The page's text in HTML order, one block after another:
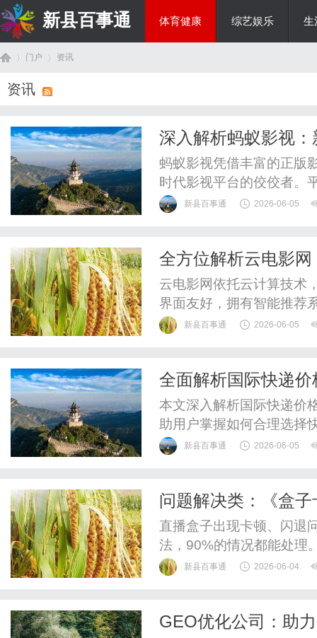
新县百事通 体育健康 综艺娱乐 生
门户 资讯
资讯
深入解析蚂蚁影视
蚂蚁影视凭借丰富的正版
时代影视平台的佼佼者。
字影视行业发展。
新县百事通 2026-06-05
全方位解析云电影
云电影网依托云计算技术
界面友好，拥有智能推荐
体验。新县百事通 2026-06-05
全面解析国际快递
本文深入解析国际快递价
助用户掌握如何合理选择
新县百事通 2026-06-05
问题解决类：《盒
决》
直播盒子出现卡顿、闪退
法，90%的情况都能处理
器的“菜单”键，调出后台
前务必备份好所有数据。
新县百事通 2026-06-04
GEO优化公司：助